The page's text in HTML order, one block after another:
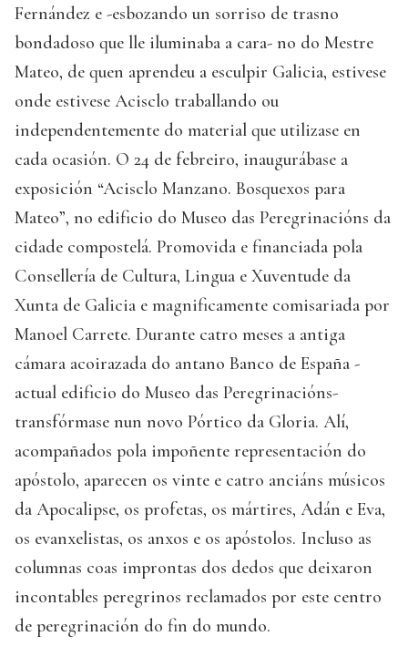
Fernández e -esbozando un sorriso de trasno
bondadoso que lle iluminaba a cara- no do Mestre
Mateo, de quen aprendeu a esculpir Galicia, estivese
onde estivese Acisclo traballando ou
independentemente do material que utilizase en
cada ocasión. O 24 de febreiro, inaugurábase a
exposición “Acisclo Manzano. Bosquexos para
Mateo”, no edificio do Museo das Peregrinacións da
cidade compostelá. Promovida e financiada pola
Consellería de Cultura, Lingua e Xuventude da
Xunta de Galicia e magnificamente comisariada por
Manoel Carrete. Durante catro meses a antiga
cámara acoirazada do antano Banco de España -
actual edificio do Museo das Peregrinacións-
transfórmase nun novo Pórtico da Gloria. Alí,
acompañados pola impoñente representación do
apóstolo, aparecen os vinte e catro anciáns músicos
da Apocalipse, os profetas, os mártires, Adán e Eva,
os evanxelistas, os anxos e os apóstolos. Incluso as
columnas coas improntas dos dedos que deixaron
incontables peregrinos reclamados por este centro
de peregrinación do fin do mundo.